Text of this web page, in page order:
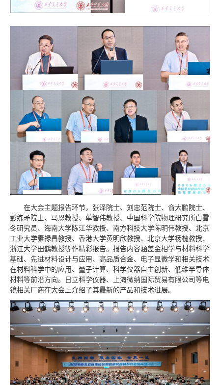
在大会主题报告环节，张泽院士、刘忠范院士、俞大鹏院士、
彭练矛院士、马恩教授、单智伟教授、中国科学院物理研究所白雪
冬研究员、海南大学陈江华教授、南方科技大学陈明伟教授、北京
工业大学秦禄昌教授、香港大学黄明欣教授、北京大学杨槐教授、
浙江大学田鹤教授等作精彩报告。报告内容涵盖金相学与材料科学
基础、先进材料设计与应用、高品质合金、电子显微学和相关技术
在材料科学中的应用、量子计算、科学仪器自主创新、低维半导体
材料等前沿方向。日立科学仪器、上海微纳国际贸易有限公司等电
镜相关厂商在大会上介绍了其最新的产品和技术进展。